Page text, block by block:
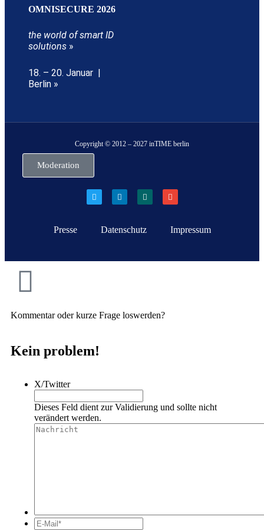
OMNISECURE 2026
the world of smart ID
solutions »
18. – 20. Januar |
Berlin »
Copyright © 2012 – 2027 inTIME berlin
Moderation
Presse Datenschutz Impressum
Kommentar oder kurze Frage loswerden?
Kein problem!
X/Twitter
Dieses Feld dient zur Validierung und sollte nicht
verändert werden.